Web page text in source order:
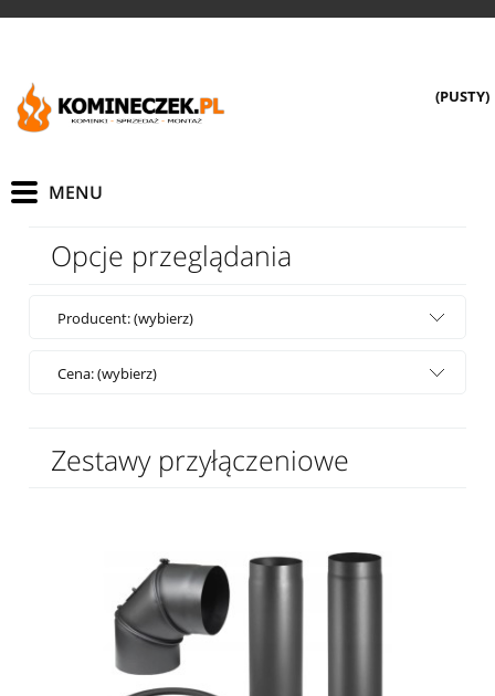
(PUSTY)
Opcje przeglądania
Producent: (wybierz)
Cena: (wybierz)
Zestawy przyłączeniowe